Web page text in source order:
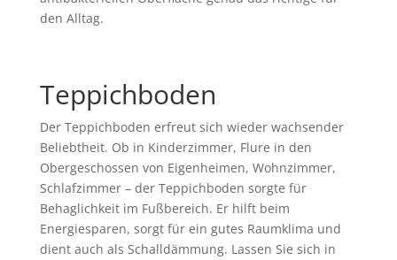
den Alltag.
Teppichboden
Der Teppichboden erfreut sich wieder wachsender
Beliebtheit. Ob in Kinderzimmer, Flure in den
Obergeschossen von Eigenheimen, Wohnzimmer,
Schlafzimmer – der Teppichboden sorgte für
Behaglichkeit im Fußbereich. Er hilft beim
Energiesparen, sorgt für ein gutes Raumklima und
dient auch als Schalldämmung. Lassen Sie sich in